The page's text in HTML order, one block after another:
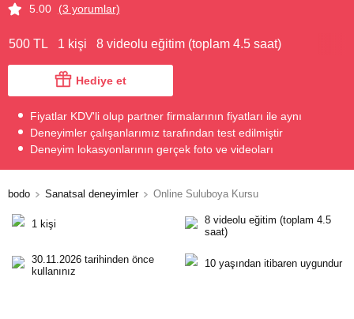
5.00 (3 yorumlar)
500 TL 1 kişi 8 videolu eğitim (toplam 4.5 saat)
Hediye et
Fiyatlar KDV'li olup partner firmalarının fiyatları ile aynı
Deneyimler çalışanlarımız tarafından test edilmiştir
Deneyim lokasyonlarının gerçek foto ve videoları
bodo Sanatsal deneyimler Online Suluboya Kursu
1 kişi
8 videolu eğitim (toplam 4.5
saat)
30.11.2026 tarihinden önce
kullanınız
10 yaşından itibaren uygundur